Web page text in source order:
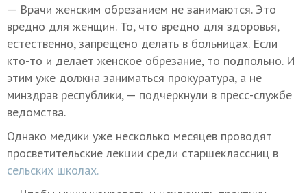
— Врачи женским обрезанием не занимаются. Это
вредно для женщин. То, что вредно для здоровья,
естественно, запрещено делать в больницах. Если
кто-то и делает женское обрезание, то подпольно. И
этим уже должна заниматься прокуратура, а не
минздрав республики, — подчеркнули в пресс-службе
ведомства.
Однако медики уже несколько месяцев проводят
просветительские лекции среди старшеклассниц в
сельских школах.